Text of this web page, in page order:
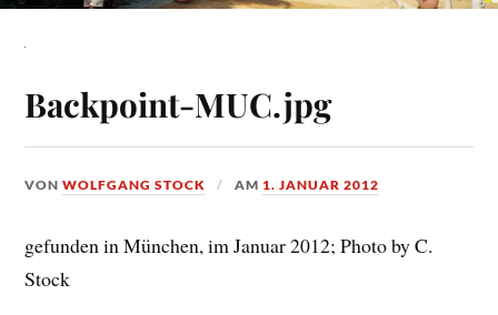
Backpoint-MUC.jpg
VONWOLFGANG STOCK AM 1. JANUAR 2012
gefunden in München, im Januar 2012; Photo by C.
Stock